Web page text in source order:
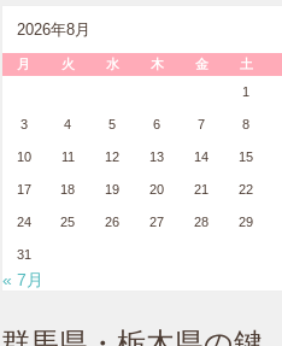
2026年8月
月 火 水 木 金 土
1
3 4 5 6 7 8
10 11 12 13 14 15
17 18 19 20 21 22
24 25 26 27 28 29
31
« 7月